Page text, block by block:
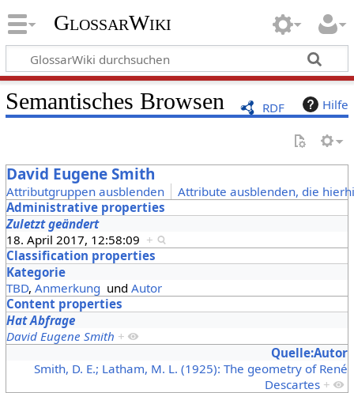
GlossarWiki
RDF Hilfe
Semantisches Browsen
David Eugene Smith
Attributgruppen ausblenden
Attribute ausblenden, die
Administrative properties
Zuletzt geändert
18. April 2017, 12:58:09 +
Classification properties
Kategorie
TBD, Anmerkung und Autor
Content properties
Hat Abfrage
David Eugene Smith +
Quelle:Autor
Smith, D. E.; Latham, M. L. (1925): The geometry of René
Descartes +